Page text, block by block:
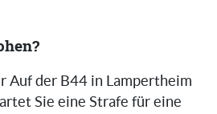
Auf der B44 in Lampertheim
Sie eine Strafe für eine